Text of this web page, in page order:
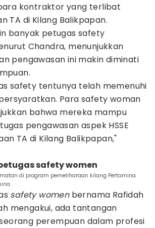
kontraktor yang terlibat
TA di Kilang Balikpapan.
banyak petugas safety
Chandra, menunjukkan
pengawasan ini makin diminati
safety tentunya telah memenuhi
Para safety woman
bahwa mereka mampu
pengawasan aspek HSSE
TA di Kilang Balikpapan,"
safety women
di program pemeliharaan kilang Pertamina
safety womenbernama Rafidah
mengakui, ada tantangan
perempuan dalam profesi